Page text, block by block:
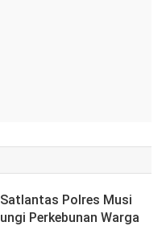
Polres Musi
Perkebunan Warga